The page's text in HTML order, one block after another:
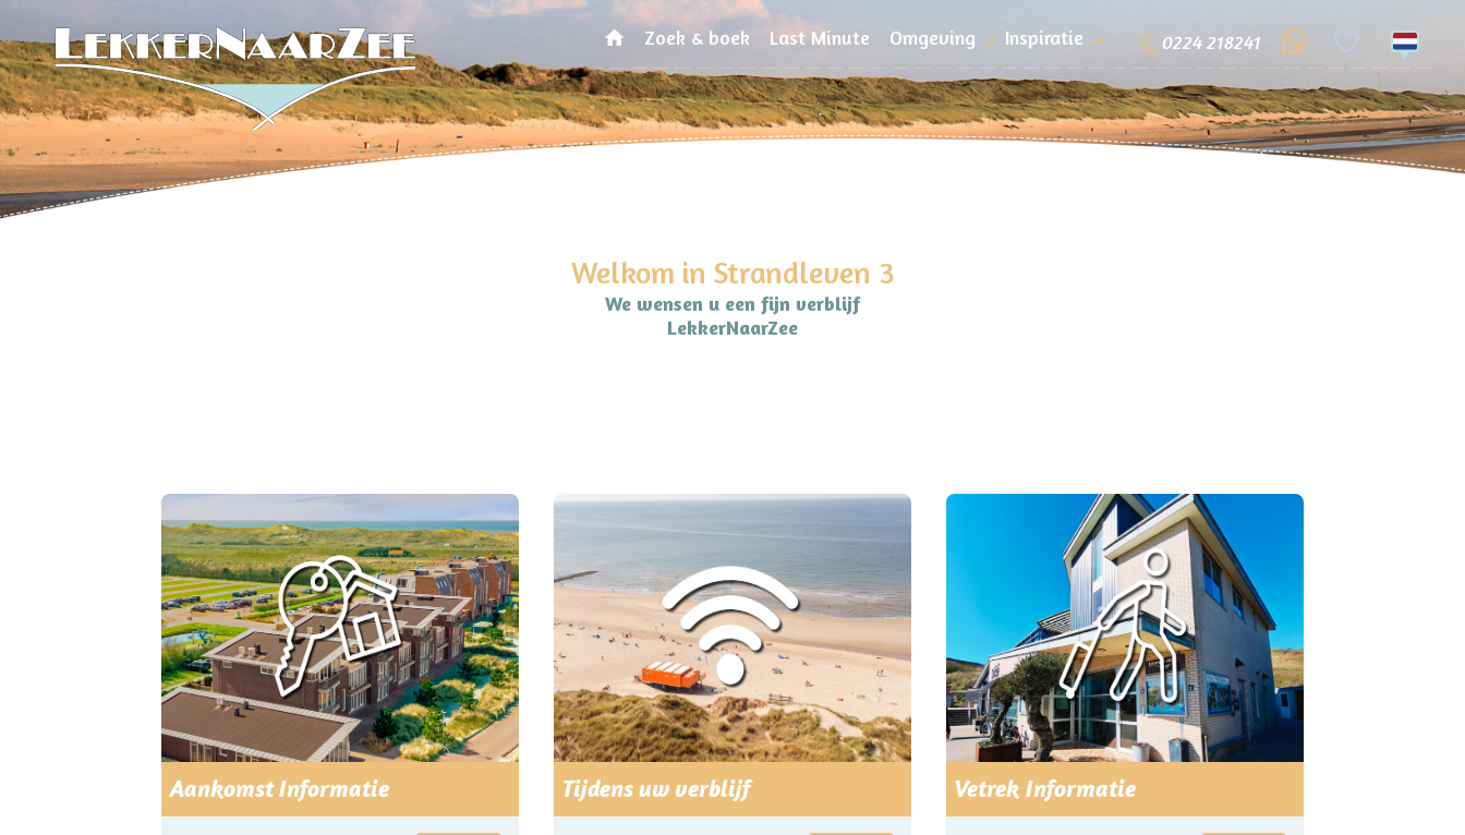
Zoek & boek Last Minute Omgeving Inspiratie 0224 218241
Welkom in Strandleven 3
We wensen u een fijn verblijf
LekkerNaarZee
Aankomst Informatie Tijdens uw verblijf Vetrek Informatie